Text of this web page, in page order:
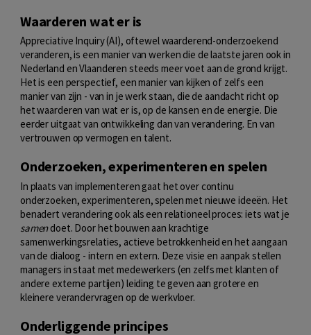
Waarderen wat er is
Appreciative Inquiry (AI), oftewel waarderend-onderzoekend
veranderen, is een manier van werken die de laatste jaren ook in
Nederland en Vlaanderen steeds meer voet aan de grond krijgt.
Het is een perspectief, een manier van kijken of zelfs een
manier van zijn - van in je werk staan, die de aandacht richt op
het waarderen van wat er is, op de kansen en de energie. Die
eerder uitgaat van ontwikkeling dan van verandering. En van
vertrouwen op vermogen en talent.
Onderzoeken, experimenteren en spelen
In plaats van implementeren gaat het over continu
onderzoeken, experimenteren, spelen met nieuwe ideeën. Het
benadert verandering ook als een relationeel proces: iets wat je
samendoet. Door het bouwen aan krachtige
samenwerkingsrelaties, actieve betrokkenheid en het aangaan
van de dialoog - intern en extern. Deze visie en aanpak stellen
managers in staat met medewerkers (en zelfs met klanten of
andere externe partijen) leiding te geven aan grotere en
kleinere verandervragen op de werkvloer.
Onderliggende principes